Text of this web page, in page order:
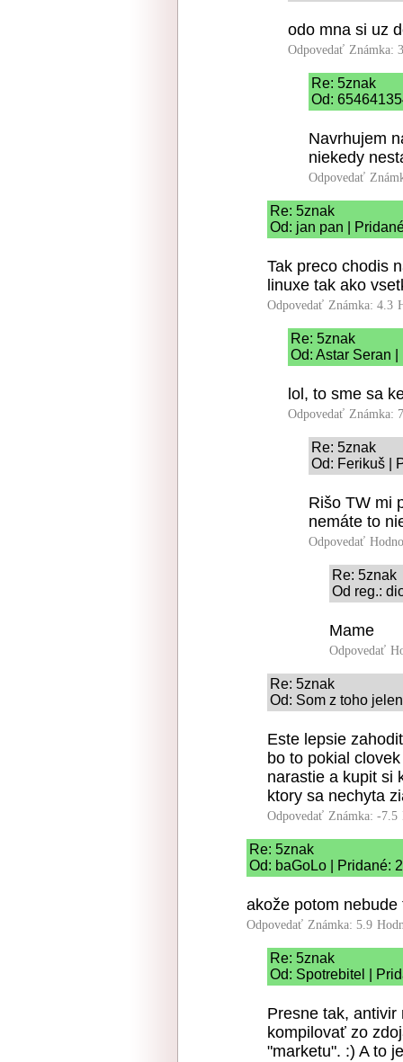
odo mna si uz
Odpovedať Známka:
Re: 5znak
Od:
Navrhujem
niekedy
Odpovedať
Re: 5znak
Od: jan pan |
Tak preco chodis
linuxe tak ako
Odpovedať Známka: 4.3
Re: 5znak
Od: Astar Seran
lol, to sme sa
Odpovedať Známka:
Re: 5znak
Od: Ferikuš |
Rišo TW mi
nemáte to
Odpovedať
Re: 5znak
Od reg.:
Mame
Odpovedať
Re: 5znak
Od: Som z toho
Este lepsie
bo to pokial
narastie a kupit si
ktory sa nechyta
Odpovedať Známka: -7.5
Re: 5znak
Od: baGoLo | Pridané:
akože potom
Odpovedať Známka: 5.9
Re: 5znak
Od: Spotrebitel |
Presne tak,
kompilovať zo
"marketu". :) A to